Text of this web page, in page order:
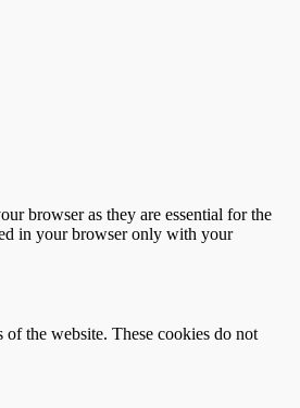
browser as they are essential for the
in your browser only with your
the website. These cookies do not